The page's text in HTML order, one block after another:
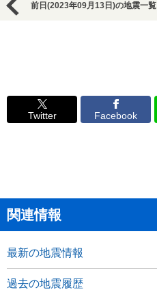
前日(2023年09月13日)の地震一覧
Twitter Facebook
関連情報
最新の地震情報
過去の地震履歴